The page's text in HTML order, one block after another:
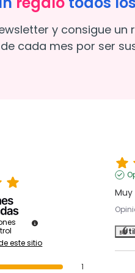
y consigue un
cada mes por ser
este sitio
1
Útil